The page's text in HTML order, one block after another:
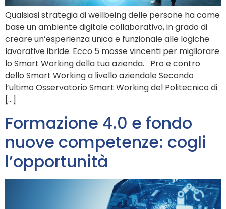
Qualsiasi strategia di wellbeing delle persone ha come
base un ambiente digitale collaborativo, in grado di
creare un’esperienza unica e funzionale alle logiche
lavorative ibride. Ecco 5 mosse vincenti per migliorare
lo Smart Working della tua azienda. Pro e contro
dello Smart Working a livello aziendale Secondo
l’ultimo Osservatorio Smart Working del Politecnico di
[…]
Formazione 4.0 e fondo
nuove competenze: cogli
l’opportunità